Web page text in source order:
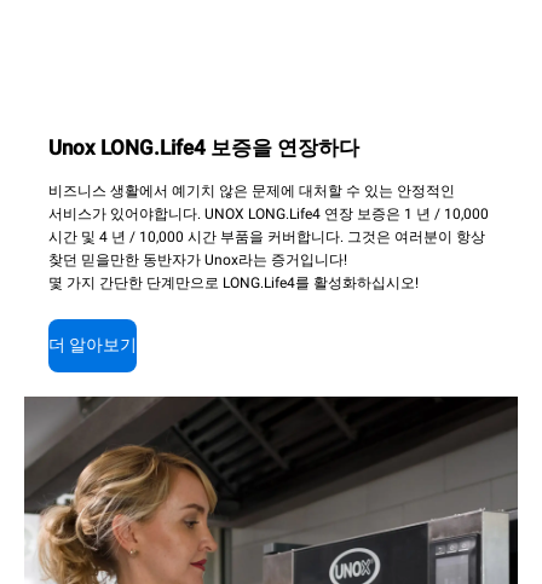
Unox LONG.Life4 보증을 연장하다
비즈니스 생활에서 예기치 않은 문제에 대처할 수 있는 안정적인
서비스가 있어야합니다. UNOX LONG.Life4 연장 보증은 1 년 / 10,000
시간 및 4 년 / 10,000 시간 부품을 커버합니다. 그것은 여러분이 항상
찾던 믿을만한 동반자가 Unox라는 증거입니다!
몇 가지 간단한 단계만으로 LONG.Life4를 활성화하십시오!
더 알아보기